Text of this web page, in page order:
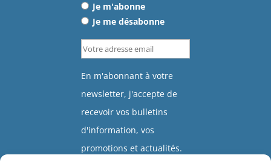
Je m'abonne
Je me désabonne
En m'abonnant à votre
newsletter, j'accepte de
recevoir vos bulletins
d'information, vos
promotions et actualités.